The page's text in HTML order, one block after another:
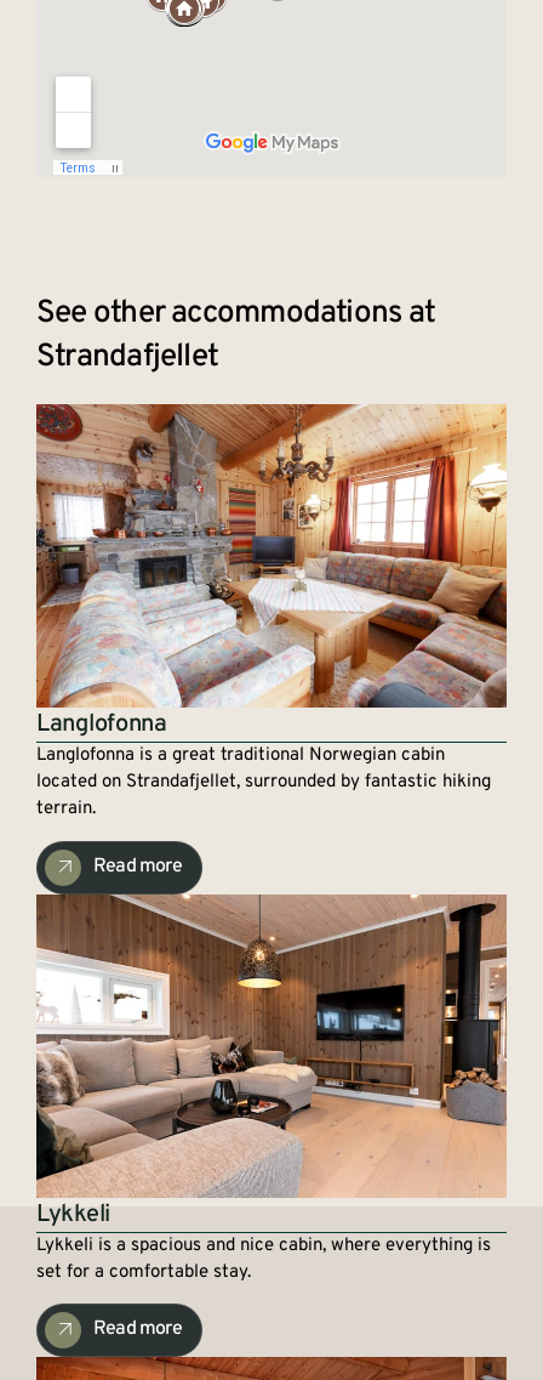
See other accommodations at
Strandafjellet
Langlofonna
Langlofonna is a great traditional Norwegian cabin
located on Strandafjellet, surrounded by fantastic hiking
terrain.
Read more
Lykkeli
Lykkeli is a spacious and nice cabin, where everything is
set for a comfortable stay.
Read more